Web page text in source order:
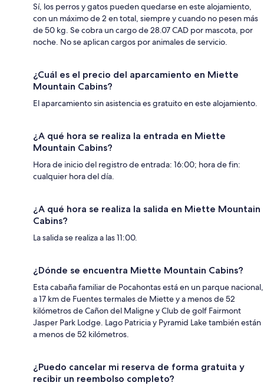
Sí, los perros y gatos pueden quedarse en este alojamiento,
con un máximo de 2 en total, siempre y cuando no pesen más
de 50 kg. Se cobra un cargo de 28.07 CAD por mascota, por
noche. No se aplican cargos por animales de servicio.
¿Cuál es el precio del aparcamiento en Miette
Mountain Cabins?
El aparcamiento sin asistencia es gratuito en este alojamiento.
¿A qué hora se realiza la entrada en Miette
Mountain Cabins?
Hora de inicio del registro de entrada: 16:00; hora de fin:
cualquier hora del día.
¿A qué hora se realiza la salida en Miette Mountain
Cabins?
La salida se realiza a las 11:00.
¿Dónde se encuentra Miette Mountain Cabins?
Esta cabaña familiar de Pocahontas está en un parque nacional,
a 17 km de Fuentes termales de Miette y a menos de 52
kilómetros de Cañon del Maligne y Club de golf Fairmont
Jasper Park Lodge. Lago Patricia y Pyramid Lake también están
a menos de 52 kilómetros.
¿Puedo cancelar mi reserva de forma gratuita y
recibir un reembolso completo?